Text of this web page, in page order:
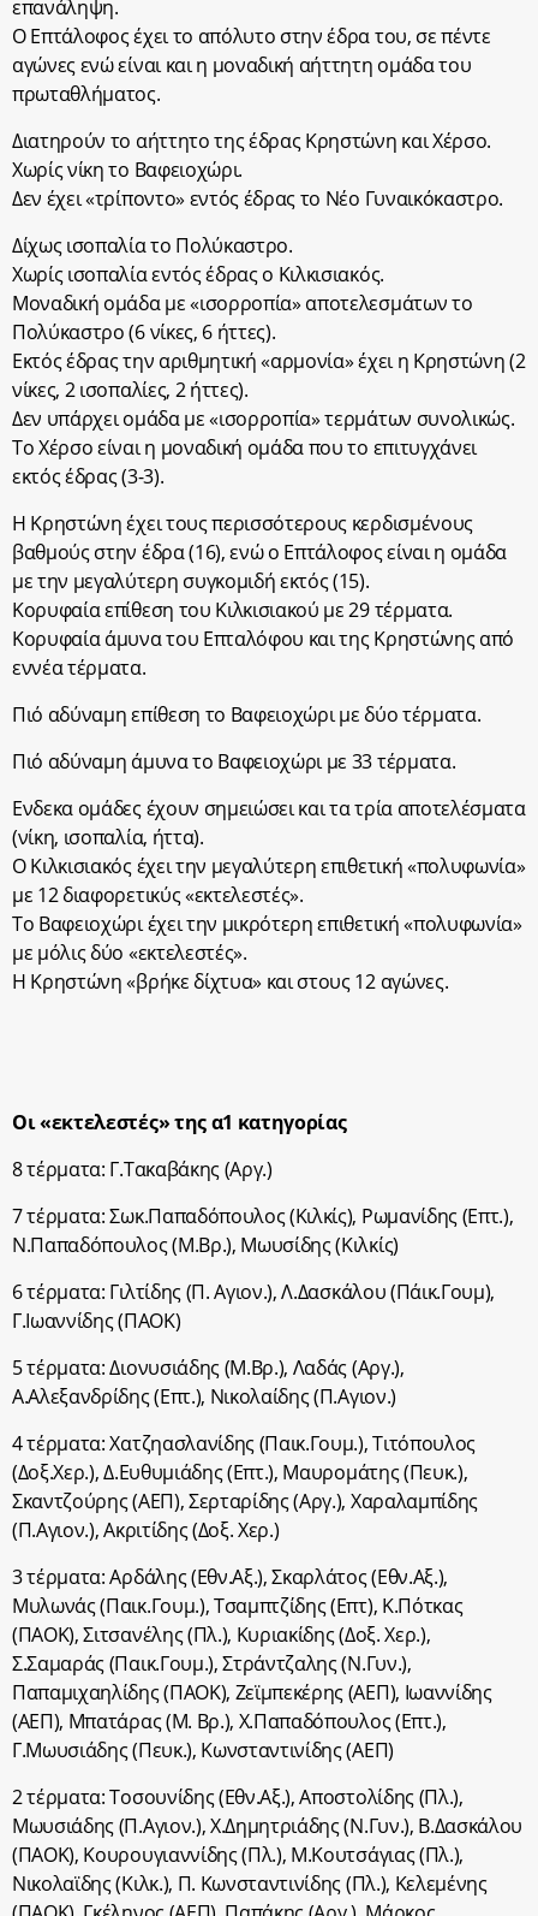
επανάληψη.
Ο Επτάλοφος έχει το απόλυτο στην έδρα του, σε πέντε
αγώνες ενώ είναι και η μοναδική αήττητη ομάδα του
πρωταθλήματος.
Διατηρούν το αήττητο της έδρας Κρηστώνη και Χέρσο.
Χωρίς νίκη το Βαφειοχώρι.
Δεν έχει «τρίποντο» εντός έδρας το Νέο Γυναικόκαστρο.
Δίχως ισοπαλία το Πολύκαστρο.
Χωρίς ισοπαλία εντός έδρας ο Κιλκισιακός.
Μοναδική ομάδα με «ισορροπία» αποτελεσμάτων το
Πολύκαστρο (6 νίκες, 6 ήττες).
Εκτός έδρας την αριθμητική «αρμονία» έχει η Κρηστώνη (2
νίκες, 2 ισοπαλίες, 2 ήττες).
Δεν υπάρχει ομάδα με «ισορροπία» τερμάτων συνολικώς.
Το Χέρσο είναι η μοναδική ομάδα που το επιτυγχάνει
εκτός έδρας (3-3).
Η Κρηστώνη έχει τους περισσότερους κερδισμένους
βαθμούς στην έδρα (16), ενώ ο Επτάλοφος είναι η ομάδα
με την μεγαλύτερη συγκομιδή εκτός (15).
Κορυφαία επίθεση του Κιλκισιακού με 29 τέρματα.
Κορυφαία άμυνα του Επταλόφου και της Κρηστώνης από
εννέα τέρματα.
Πιό αδύναμη επίθεση το Βαφειοχώρι με δύο τέρματα.
Πιό αδύναμη άμυνα το Βαφειοχώρι με 33 τέρματα.
Ενδεκα ομάδες έχουν σημειώσει και τα τρία αποτελέσματα
(νίκη, ισοπαλία, ήττα).
Ο Κιλκισιακός έχει την μεγαλύτερη επιθετική «πολυφωνία»
με 12 διαφορετικύς «εκτελεστές».
Το Βαφειοχώρι έχει την μικρότερη επιθετική «πολυφωνία»
με μόλις δύο «εκτελεστές».
Η Κρηστώνη «βρήκε δίχτυα» και στους 12 αγώνες.
Οι «εκτελεστές» της α1 κατηγορίας
8 τέρματα: Γ.Τακαβάκης (Αργ.)
7 τέρματα: Σωκ.Παπαδόπουλος (Κιλκίς), Ρωμανίδης (Επτ.),
Ν.Παπαδόπουλος (Μ.Βρ.), Μωυσίδης (Κιλκίς)
6 τέρματα: Γιλτίδης (Π. Αγιον.), Λ.Δασκάλου (Πάικ.Γουμ),
Γ.Ιωαννίδης (ΠΑΟΚ)
5 τέρματα: Διονυσιάδης (Μ.Βρ.), Λαδάς (Αργ.),
Α.Αλεξανδρίδης (Επτ.), Νικολαίδης (Π.Αγιον.)
4 τέρματα: Χατζηασλανίδης (Παικ.Γουμ.), Τιτόπουλος
(Δοξ.Χερ.), Δ.Ευθυμιάδης (Επτ.), Μαυρομάτης (Πευκ.),
Σκαντζούρης (ΑΕΠ), Σερταρίδης (Αργ.), Χαραλαμπίδης
(Π.Αγιον.), Ακριτίδης (Δοξ. Χερ.)
3 τέρματα: Αρδάλης (Εθν.Αξ.), Σκαρλάτος (Εθν.Αξ.),
Μυλωνάς (Παικ.Γουμ.), Τσαμπτζίδης (Επτ), Κ.Πότκας
(ΠΑΟΚ), Σιτσανέλης (Πλ.), Κυριακίδης (Δοξ. Χερ.),
Σ.Σαμαράς (Παικ.Γουμ.), Στράντζαλης (Ν.Γυν.),
Παπαμιχαηλίδης (ΠΑΟΚ), Ζεϊμπεκέρης (ΑΕΠ), Ιωαννίδης
(ΑΕΠ), Μπατάρας (Μ. Βρ.), Χ.Παπαδόπουλος (Επτ.),
Γ.Μωυσιάδης (Πευκ.), Κωνσταντινίδης (ΑΕΠ)
2 τέρματα: Τοσουνίδης (Εθν.Αξ.), Αποστολίδης (Πλ.),
Μωυσιάδης (Π.Αγιον.), Χ.Δημητριάδης (Ν.Γυν.), Β.Δασκάλου
(ΠΑΟΚ), Κουρουγιαννίδης (Πλ.), Μ.Κουτσάγιας (Πλ.),
Νικολαϊδης (Κιλκ.), Π. Κωνσταντινίδης (Πλ.), Κελεμένης